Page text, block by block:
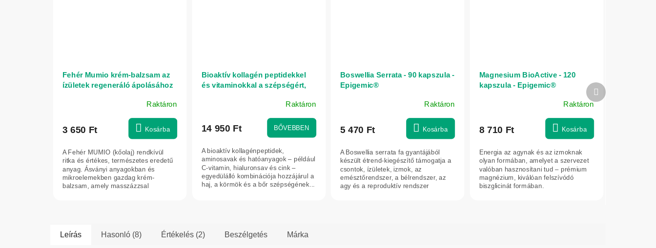
Fehér Mumio krém-balzsam az
ízületek regeneráló ápolásához
átlagos
ből
5,0
csillag.
Raktáron
3 650 Ft Kosárba
A Fehér MUMIO (kőolaj) rendkívül
ritka és értékes, természetes eredetű
anyag. Ásványi anyagokban és
mikroelemekben gazdag krém-
balzsam, amely masszázzsal
Bioaktív kollagén peptidekkel
és vitaminokkal a szépségért,
300 g – Herbatica – eper
átlagos
5-
ből
5,0
csillag.
Raktáron
14 950 Ft BŐVEBBEN
A bioaktív kollagénpeptidek,
aminosavak és hatóanyagok – például
C-vitamin, hialuronsav és cink –
egyedülálló kombinációja hozzájárul a
haj, a körmök és a bőr szépségének...
Boswellia Serrata - 90 kapszula -
Epigemic®
Raktáron
5 470 Ft Kosárba
A Boswellia serrata fa gyantájából
készült étrend-kiegészítő támogatja a
csontok, ízületek, izmok, az
emésztőrendszer, a bélrendszer, az
agy és a reproduktív rendszer
Magnesium BioActive - 120
kapszula - Epigemic®
Raktáron
8 710 Ft Kosárba
Energia az agynak és az izmoknak
olyan formában, amelyet a szervezet
valóban hasznosítani tud – prémium
magnézium, kiválóan felszívódó
biszglicinát formában.
Következő
termék
Leírás Hasonló (8) Értékelés (2) Beszélgetés Márka